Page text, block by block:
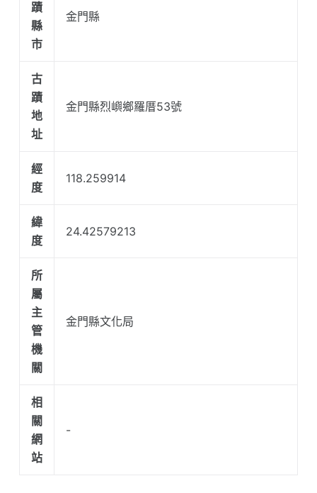
蹟
縣
市
金門縣
古
蹟
地
址
金門縣烈嶼鄉羅厝53號
經
度
118.259914
緯
度
24.42579213
所
屬
主
管
機
關
金門縣文化局
相
關
網
站
-